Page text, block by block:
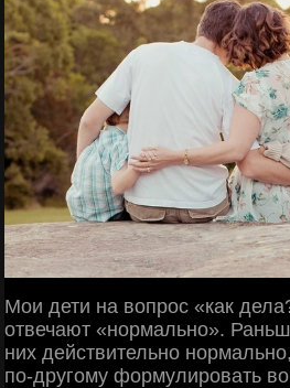
Мои дети на вопрос «как
отвечают «нормально».
них действительно
по-другому формулировать